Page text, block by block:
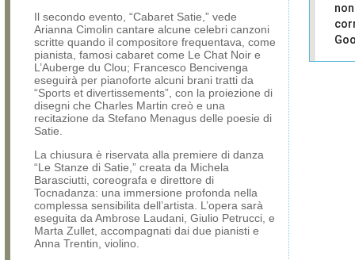
Il secondo evento, “Cabaret Satie,” vede
Arianna Cimolin cantare alcune celebri canzoni
scritte quando il compositore frequentava, come
pianista, famosi cabaret come Le Chat Noir e
L’Auberge du Clou; Francesco Bencivenga
eseguirà per pianoforte alcuni brani tratti da
“Sports et divertissements”, con la proiezione di
disegni che Charles Martin creò e una
recitazione da Stefano Menagus delle poesie di
Satie.
La chiusura è riservata alla premiere di danza
“Le Stanze di Satie,” creata da Michela
Barasciutti, coreografa e direttore di
Tocnadanza: una immersione profonda nella
complessa sensibilita dell’artista. L’opera sarà
eseguita da Ambrose Laudani, Giulio Petrucci, e
Marta Zullet, accompagnati dai due pianisti e
Anna Trentin, violino.